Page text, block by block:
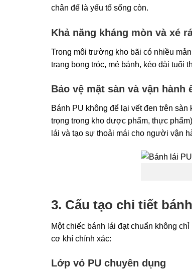
chân đế là yếu tố sống còn.
Khả năng kháng mòn và xé
Trong môi trường kho bãi có nhiều
trạng bong tróc, mẻ bánh, kéo dài tuổi
Bảo vệ mặt sàn và vận hành
Bánh PU không để lại vết đen trên
trọng trong kho dược phẩm, thực
lái và tạo sự thoải mái cho người vận
3. Cấu tạo chi tiết
Một chiếc bánh lái đạt chuẩn không
cơ khí chính xác:
Lớp vỏ PU chuyên dụng